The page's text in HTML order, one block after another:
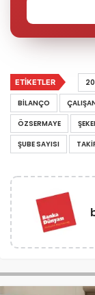
ETIKETLER
BILANÇO
ÖZSERMAYE
ŞUBE SAYISI